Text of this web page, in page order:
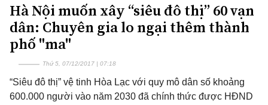
Hà Nội muốn xây “siêu đô thị” 60 vạn
dân: Chuyên gia lo ngại thêm thành
phố "ma"
Thứ 5, 07/12/2017 | 07:18
“Siêu đô thị” vệ tinh Hòa Lạc với quy mô dân số khoảng
600.000 người vào năm 2030 đã chính thức được HĐND